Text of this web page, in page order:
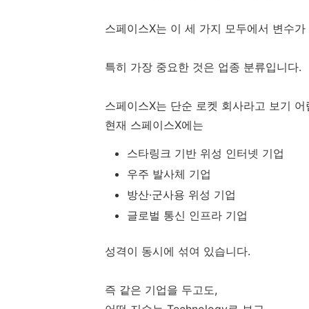
스페이스X는 이 세 가지 모두에서 변수
특히 가장 중요한 것은 업종 분류입니다.
스페이스X는 단순 로켓 회사라고 보기 어
현재 스페이스X에는
스타링크 기반 위성 인터넷 기업
우주 발사체 기업
방산·군사용 위성 기업
글로벌 통신 인프라 기업
성격이 동시에 섞여 있습니다.
즉 같은 기업을 두고도,